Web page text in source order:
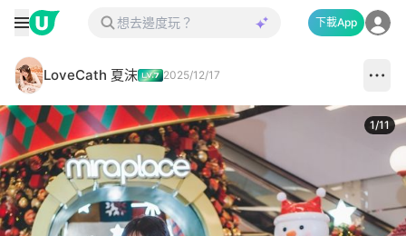
下載App
LoveCath 夏沫 2025/12/17
1/11